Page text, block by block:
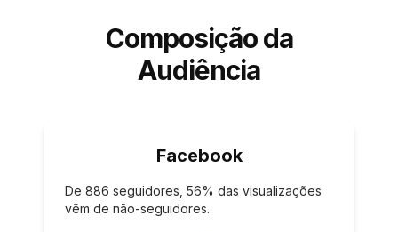
Composição da
Audiência
Facebook
De 886 seguidores, 56% das visualizações
vêm de não-seguidores.